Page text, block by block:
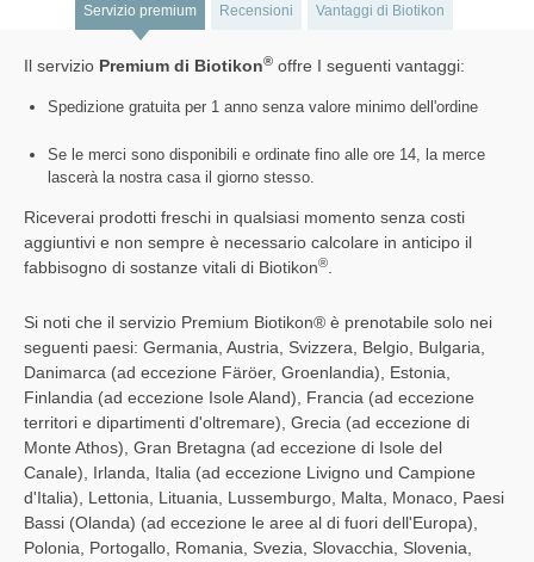
Servizio premium Recensioni Vantaggi di Biotikon
Il servizio Premium di Biotikon® offre I seguenti vantaggi:
Spedizione gratuita per 1 anno senza valore minimo dell'ordine
Se le merci sono disponibili e ordinate fino alle ore 14, la merce
lascerà la nostra casa il giorno stesso.
Riceverai prodotti freschi in qualsiasi momento senza costi
aggiuntivi e non sempre è necessario calcolare in anticipo il
fabbisogno di sostanze vitali di Biotikon®
Si noti che il servizio Premium Biotikon® è prenotabile solo nei
seguenti paesi: Germania, Austria, Svizzera, Belgio, Bulgaria,
Danimarca (ad eccezione Färöer, Groenlandia), Estonia,
Finlandia (ad eccezione Isole Aland), Francia (ad eccezione
territori e dipartimenti d'oltremare), Grecia (ad eccezione di
Monte Athos), Gran Bretagna (ad eccezione di Isole del
Canale), Irlanda, Italia (ad eccezione Livigno und Campione
d'Italia), Lettonia, Lituania, Lussemburgo, Malta, Monaco, Paesi
Bassi (Olanda) (ad eccezione le aree al di fuori dell'Europa),
Polonia, Portogallo, Romania, Svezia, Slovacchia, Slovenia,